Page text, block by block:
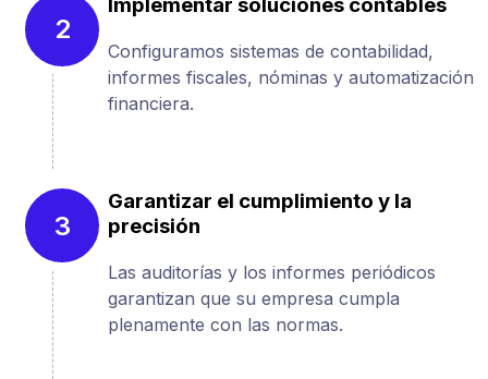
2
Configuramos sistemas de contabilidad,
informes fiscales, nóminas y automatización
financiera.
3
Garantizar el cumplimiento y la
precisión
Las auditorías y los informes periódicos
garantizan que su empresa cumpla
plenamente con las normas.